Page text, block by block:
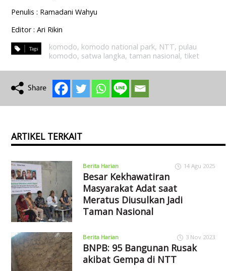
Penulis : Ramadani Wahyu
Editor : Ari Rikin
komodo, komodo national park, NTT, pulau
komodo, satwa langka, taman nasional, tiket
ARTIKEL TERKAIT
Berita Harian 14 Agu 2025
Besar Kekhawatiran
Masyarakat Adat saat
Meratus Diusulkan Jadi
Taman Nasional
Berita Harian 3 Nov 2023
BNPB: 95 Bangunan Rusak
akibat Gempa di NTT